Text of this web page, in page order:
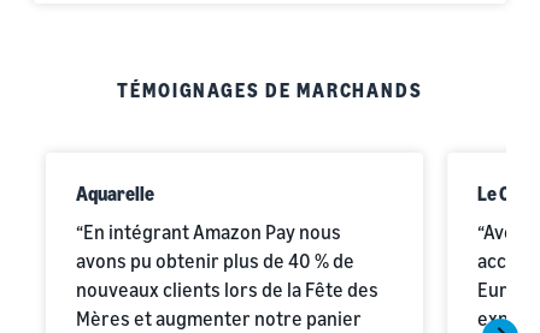
TÉMOIGNAGES DE MARCHANDS
Aquarelle
“En intégrant Amazon Pay nous
avons pu obtenir plus de 40 % de
nouveaux clients lors de la Fête des
Mères et augmenter notre panier
Le Coq
“Avec